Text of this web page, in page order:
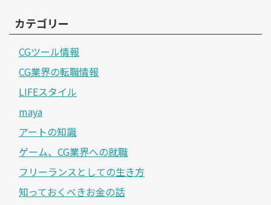
カテゴリー
CGツール情報
CG業界の転職情報
LIFEスタイル
maya
アートの知識
ゲーム、CG業界への就職
フリーランスとしての生き方
知っておくべきお金の話